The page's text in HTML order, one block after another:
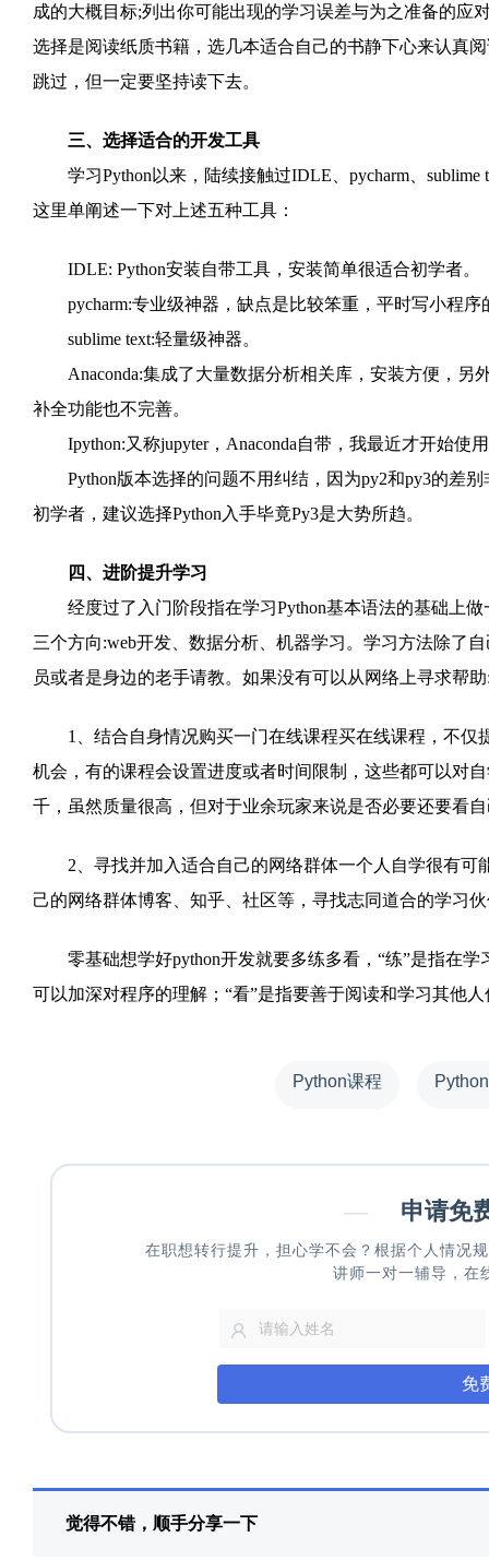
成的大概目标;列出你可能出现的学习误差与为之准备的应
选择是阅读纸质书籍，选几本适合自己的书静下心来认真
跳过，但一定要坚持读下去。
三、选择适合的开发工具
学习Python以来，陆续接触过IDLE、pycharm、sublime
这里单阐述一下对上述五种工具：
IDLE: Python安装自带工具，安装简单很适合初学者。
pycharm:专业级神器，缺点是比较笨重，平时写小程序
sublime text:轻量级神器。
Anaconda:集成了大量数据分析相关库，安装方便，另
补全功能也不完善。
Ipython:又称jupyter，Anaconda自带，我最近才开始使
Python版本选择的问题不用纠结，因为py2和py3的差别
初学者，建议选择Python入手毕竟Py3是大势所趋。
四、进阶提升学习
经度过了入门阶段指在学习Python基本语法的基础上做
三个方向:web开发、数据分析、机器学习。学习方法除了
员或者是身边的老手请教。如果没有可以从网络上寻求帮
1、结合自身情况购买一门在线课程买在线课程，不仅
机会，有的课程会设置进度或者时间限制，这些都可以对
千，虽然质量很高，但对于业余玩家来说是否必要还要看
2、寻找并加入适合自己的网络群体一个人自学很有可
己的网络群体博客、知乎、社区等，寻找志同道合的学习
零基础想学好python开发就要多练多看，“练”是指在学
可以加深对程序的理解；“看”是指要善于阅读和学习其他
Python课程
— 申请免
在职想转行提升，担心学不会？根据个人情况
讲师一对一辅导，在
免
觉得不错，顺手分享一下